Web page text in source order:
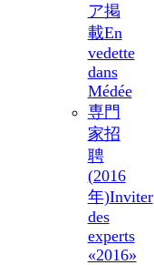
ア掲
載En
vedette
dans
Médée
専門
家招
聘
(2016
年)Inviter
des
experts
«2016»